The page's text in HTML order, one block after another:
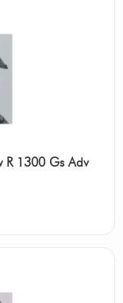
R 1300 Gs Adv